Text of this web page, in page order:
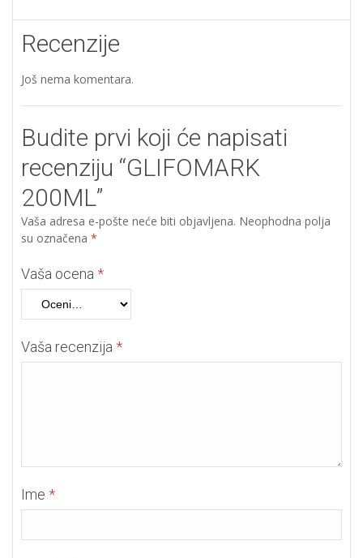
Recenzije
Još nema komentara.
Budite prvi koji će napisati
recenziju “GLIFOMARK
200ML”
Vaša adresa e-pošte neće biti objavljena. Neophodna polja
su označena *
Vaša ocena *
Vaša recenzija *
Ime *